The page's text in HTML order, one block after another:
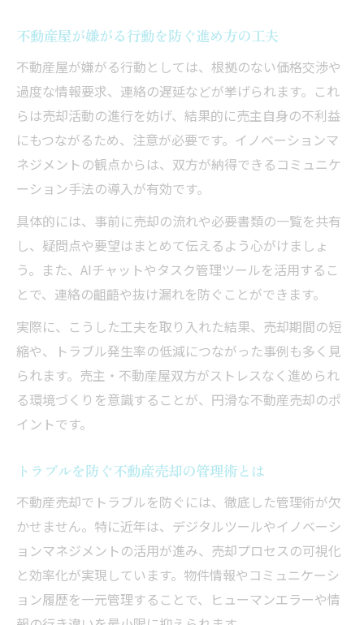
不動産屋が嫌がる行動を防ぐ進め方の工夫
不動産屋が嫌がる行動としては、根拠のない価格交渉や
過度な情報要求、連絡の遅延などが挙げられます。これ
らは売却活動の進行を妨げ、結果的に売主自身の不利益
にもつながるため、注意が必要です。イノベーションマ
ネジメントの観点からは、双方が納得できるコミュニケ
ーション手法の導入が有効です。
具体的には、事前に売却の流れや必要書類の一覧を共有
し、疑問点や要望はまとめて伝えるよう心がけましょ
う。また、AIチャットやタスク管理ツールを活用するこ
とで、連絡の齟齬や抜け漏れを防ぐことができます。
実際に、こうした工夫を取り入れた結果、売却期間の短
縮や、トラブル発生率の低減につながった事例も多く見
られます。売主・不動産屋双方がストレスなく進められ
る環境づくりを意識することが、円滑な不動産売却のポ
イントです。
トラブルを防ぐ不動産売却の管理術とは
不動産売却でトラブルを防ぐには、徹底した管理術が欠
かせません。特に近年は、デジタルツールやイノベーシ
ョンマネジメントの活用が進み、売却プロセスの可視化
と効率化が実現しています。物件情報やコミュニケーシ
ョン履歴を一元管理することで、ヒューマンエラーや情